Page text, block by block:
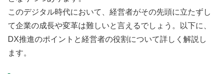
このデジタル時代において、経営者がその先頭に立たずし
て企業の成長や変革は難しいと言えるでしょう。以下に、
DX推進のポイントと経営者の役割について詳しく解説し
ます。